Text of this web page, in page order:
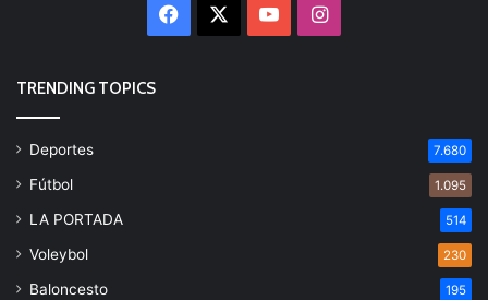
Facebook YouTubeInstagram
TRENDING TOPICS
Deportes 7.680
Fútbol 1.095
LA PORTADA 514
Voleybol 230
Baloncesto 195